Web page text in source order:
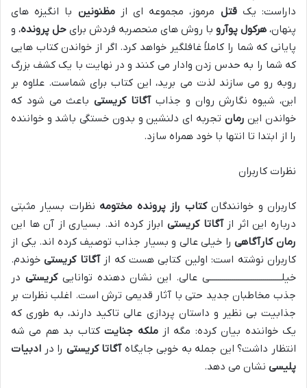
داراست: یکقتل مرموز، مجموعه ای ازمظنونین با انگیزه های
پنهان، هرکول پوآرو با روش های منحصربه فردش برای حل پرونده، و
پایانی که شما را کاملاً غافلگیر خواهد کرد. اگر از خواندن کتاب هایی
که شما را به حدس زدن وادار می کنند و در نهایت با یک کشف بزرگ
روبه رو می سازند لذت می برید، این کتاب برای شماست. علاوه بر
این، شیوه نگارش روان و جذابآگاتا کریستیباعث می شود که
خواندن این رمان تجربه ای دلنشین و بدون خستگی باشد و خواننده
را از ابتدا تا انتها با خود همراه سازد.
نظرات کاربران
کاربران و خوانندگانکتاب راز پرونده مختومه نظرات بسیار مثبتی
درباره این اثر ازآگاتا کریستی ابراز کرده اند. بسیاری از آن ها این
رمان کارآگاهیرا خیلی عالی و بسیار جذاب توصیف کرده اند. یکی از
کاربران نوشته است: اولین کتابی هست که ازآگاتا کریستیخوندم.
خیلـــــــــــــــــــــــــــــــــــی عالی. این نشان دهنده تواناییکریستی در
جذب مخاطبان جدید حتی با آثار قدیمی ترش است. اغلب نظرات بر
جذابیت بی نظیر و داستان پردازی عالی تاکید دارند، به طوری که
یک خواننده بیان کرده: مگه ازملکه جنایتکتاب بد هم می شه
انتظار داشت؟ این جمله به خوبی جایگاهآگاتا کریستی را در ادبیات
پلیسی نشان می دهد.